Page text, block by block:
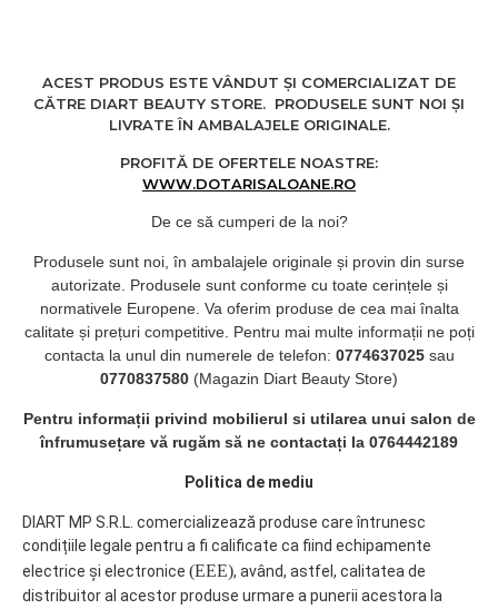
Solutia dezinfectanta se
schimba de 2 ori pe
saptamana.
Produsul este avizat de
Ministerul Sanatatii.
Folosind dezinfectantul
BARBICIDE indepliniti
toate cerintele cerute de
legile in vigoare pentru
dezinfectie.
Reduceti riscul
transmiterii bolilor,
protejandu-va angajatii si
clientii.
Tara de provenienta:
ACEST PRODUS ESTE VÂNDUT ȘI COMERCIALIZAT DE
CĂTRE DIART BEAUTY STORE. PRODUSELE SUNT NOI ȘI
LIVRATE ÎN AMBALAJELE ORIGINALE.
PROFITĂ DE OFERTELE NOASTRE:
WWW.DOTARISALOANE.RO
De ce să cumperi de la noi?
Produsele sunt noi, în ambalajele originale și provin din surse
autorizate. Produsele sunt conforme cu toate cerințele și
normativele Europene. Va oferim produse de cea mai înalta
calitate și prețuri competitive. Pentru mai multe informații ne poți
contacta la unul din numerele de telefon: 0774637025 sau
0770837580 (Magazin Diart Beauty Store)
Pentru informații privind mobilierul si utilarea unui salon de
înfrumusețare vă rugăm să ne contactați la 0764442189
Politica de mediu
DIART MP S.R.L. comercializează produse care întrunesc
condițiile legale pentru a fi calificate ca fiind echipamente
electrice și electronice (EEE), având, astfel, calitatea de
distribuitor al acestor produse urmare a punerii acestora la